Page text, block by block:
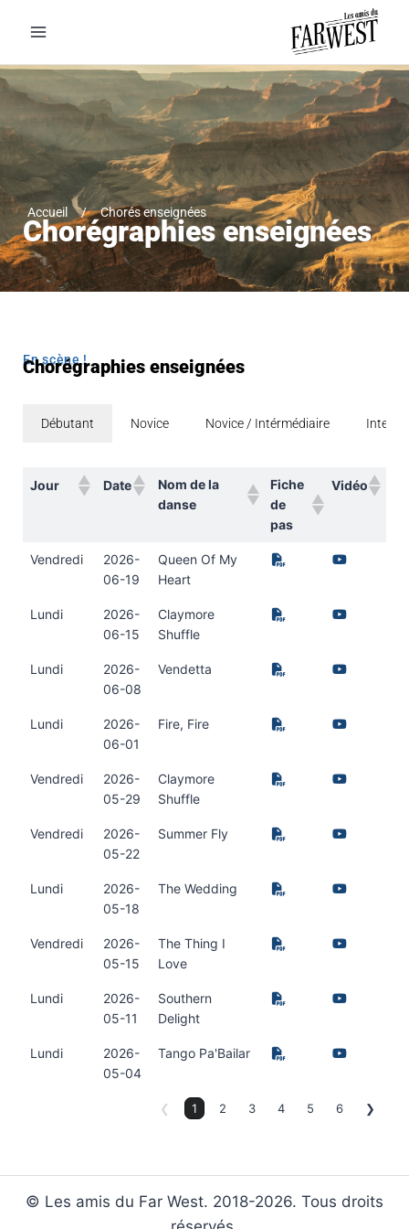
Accueil / Chorés enseignées
Chorégraphies enseignées
En scène !
Chorégraphies enseignées
Débutant Novice Novice / Intérmédiaire
Jour Date
Nom de la
danse
Fiche
de
pas
Vidéo
Jour Date
Nom de la
danse
Fiche
de
Vidéo
Vendredi
2026-
06-19
Queen Of My
Heart
Lundi
2026-
06-15
Claymore
Shuffle
Lundi
2026-
06-08
Vendetta
Lundi
2026-
06-01
Fire, Fire
Vendredi
2026-
05-29
Claymore
Shuffle
Vendredi
2026-
05-22
Summer Fly
Lundi
2026-
05-18
The Wedding
Vendredi
2026-
05-15
The Thing I
Love
Lundi
2026-
05-11
Southern
Delight
Lundi
2026-
05-04
Tango Pa'Bailar
❮ 1 2 3 4 5 6 ❯
© Les amis du Far West. 2018-2026. Tous droits